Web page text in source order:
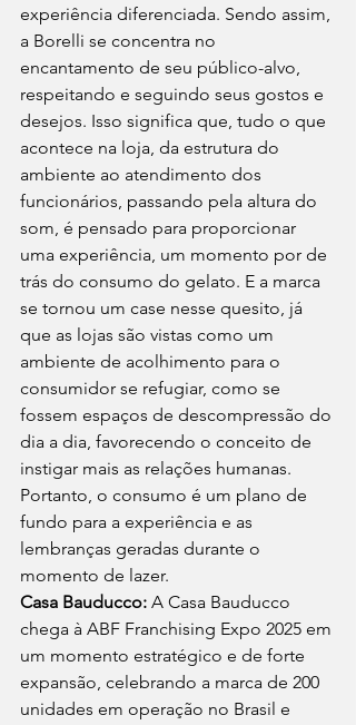
experiência diferenciada. Sendo assim,
a Borelli se concentra no
encantamento de seu público-alvo,
respeitando e seguindo seus gostos e
desejos. Isso significa que, tudo o que
acontece na loja, da estrutura do
ambiente ao atendimento dos
funcionários, passando pela altura do
som, é pensado para proporcionar
uma experiência, um momento por de
trás do consumo do gelato. E a marca
se tornou um case nesse quesito, já
que as lojas são vistas como um
ambiente de acolhimento para o
consumidor se refugiar, como se
fossem espaços de descompressão do
dia a dia, favorecendo o conceito de
instigar mais as relações humanas.
Portanto, o consumo é um plano de
fundo para a experiência e as
lembranças geradas durante o
momento de lazer.
Casa Bauducco: A Casa Bauducco
chega à ABF Franchising Expo 2025 em
um momento estratégico e de forte
expansão, celebrando a marca de 200
unidades em operação no Brasil e